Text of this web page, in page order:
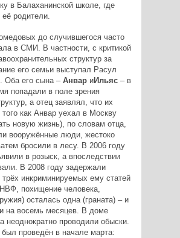
в Балаханинской школе, где
родители.
до случившегося часто
в СМИ. В частности, с критикой
структур за
его семьи выступал Расул
Оба его сына –Анвар иИльяс – в
попадали в поле зрения
а отец заявлял, что их
как Анвар уехал в Москву
новую жизнь), по словам отца,
вооружённые люди, жестоко
бросили в лесу. В 2006 году
в розыск, а впоследствии
В 2008 году задержали
инкриминируемых ему статей
похищение человека,
осталась одна (граната) – и
на восемь месяцев. В доме
неоднократно проводили обыски.
проведён в начале марта: